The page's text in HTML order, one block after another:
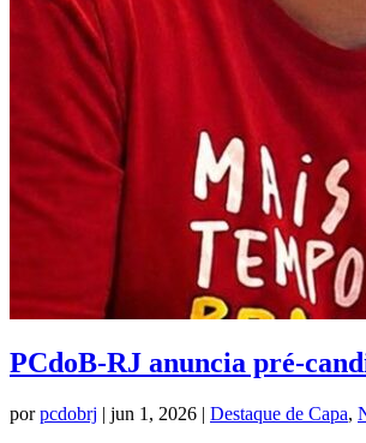
PCdoB-RJ anuncia pré-
porpcdobrj | jun 1, 2026 | Destaque de Capa,